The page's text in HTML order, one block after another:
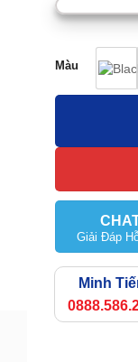
Màu
Giải Đáp
Minh